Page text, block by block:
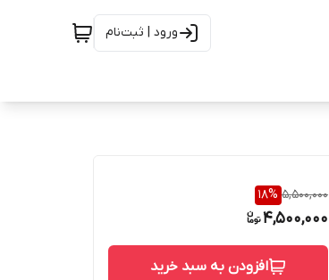
ورود | ثبت‌نام
5,500,000
18%
4,500,000
افزودن به سبد خرید